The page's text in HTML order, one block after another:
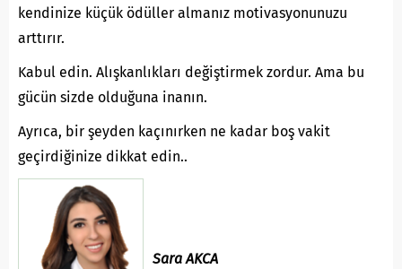
kendinize küçük ödüller almanız motivasyonunuzu
arttırır.
Kabul edin. Alışkanlıkları değiştirmek zordur. Ama bu
gücün sizde olduğuna inanın.
Ayrıca, bir şeyden kaçınırken ne kadar boş vakit
geçirdiğinize dikkat edin..
Sara AKCA